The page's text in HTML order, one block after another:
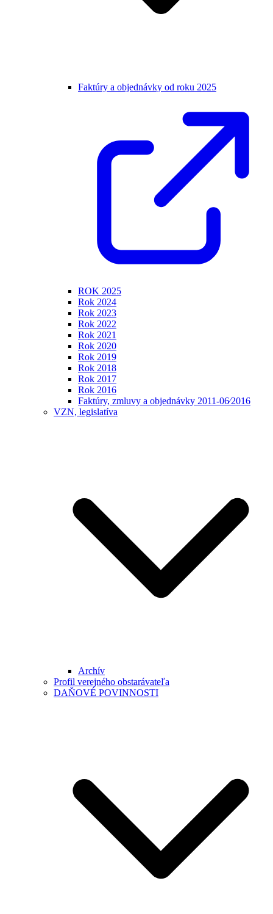
Faktúry a objednávky od roku 2025
ROK 2025
Rok 2024
Rok 2023
Rok 2022
Rok 2021
Rok 2020
Rok 2019
Rok 2018
Rok 2017
Rok 2016
Faktúry, zmluvy a objednávky 2011-06⁄2016
VZN, legislatíva
Archív
Profil verejného obstarávateľa
DAŇOVÉ POVINNOSTI